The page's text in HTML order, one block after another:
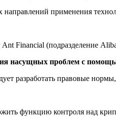
применения
Financial (подразделение
насущных проблем с
разработать правовые
функцию контроля над